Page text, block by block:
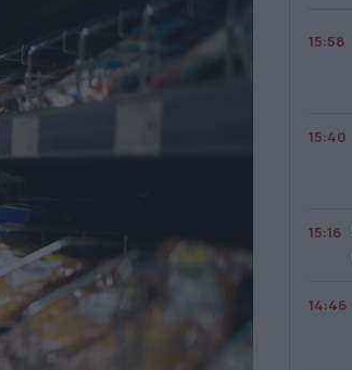
15:58
15:40
15:16
14:46